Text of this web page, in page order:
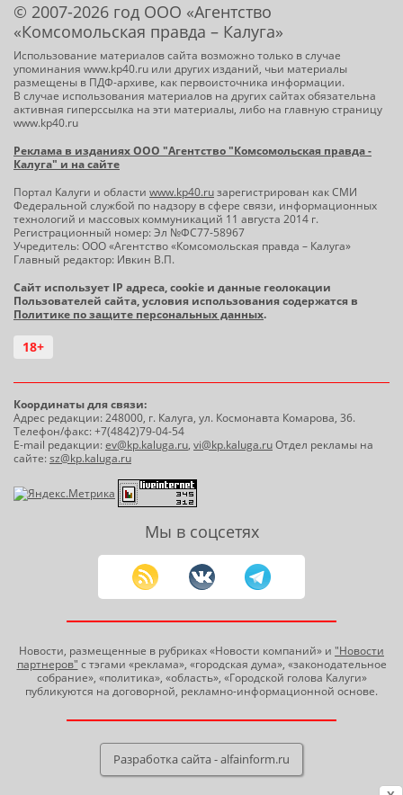
© 2007-2026 год ООО «Агентство
«Комсомольская правда – Калуга»
Использование материалов сайта возможно только в случае
упоминания www.kp40.ru или других изданий, чьи материалы
размещены в ПДФ-архиве, как первоисточника информации.
В случае использования материалов на других сайтах обязательна
активная гиперссылка на эти материалы, либо на главную страницу
www.kp40.ru
Реклама в изданиях ООО "Агентство "Комсомольская правда -
Калуга" и на сайте
Портал Калуги и области www.kp40.ruзарегистрирован как СМИ
Федеральной службой по надзору в сфере связи, информационных
технологий и массовых коммуникаций 11 августа 2014 г.
Регистрационный номер: Эл №ФС77-58967
Учредитель: ООО «Агентство «Комсомольская правда – Калуга»
Главный редактор: Ивкин В.П.
Сайт использует IP адреса, cookie и данные геолокации
Пользователей сайта, условия использования содержатся в
Политике по защите персональных данных.
18+
Координаты для связи:
Адрес редакции: 248000, г. Калуга, ул. Космонавта Комарова, 36.
Телефон/факс: +7(4842)79-04-54
E-mail редакции:ev@kp.kaluga.ru, vi@kp.kaluga.ruОтдел рекламы на
сайте:sz@kp.kaluga.ru
Мы в соцсетях
Новости, размещенные в рубриках «Новости компаний» и "Новости
партнеров" с тэгами «реклама», «городская дума», «законодательное
собрание», «политика», «область», «Городской голова Калуги»
публикуются на договорной, рекламно-информационной основе.
Разработка сайта - alfainform.ru